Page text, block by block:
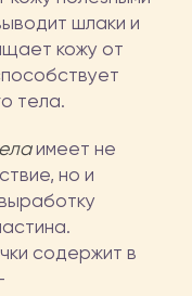
шлаки и
кожу от
тела.
имеет не
но и
содержит в